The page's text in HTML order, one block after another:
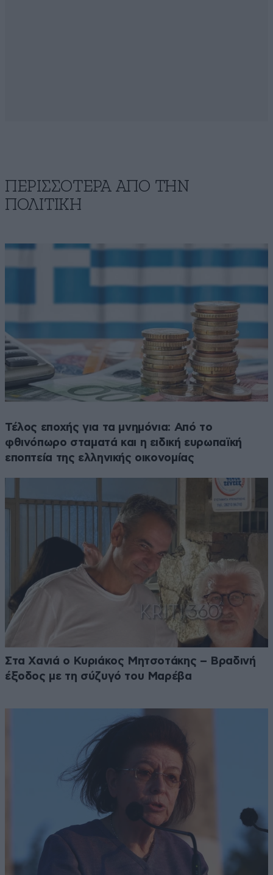
ΠΕΡΙΣΣΟΤΕΡΑ ΑΠΟ ΤΗΝ
ΠΟΛΙΤΙΚΗ
Τέλος εποχής για τα μνημόνια: Από το
φθινόπωρο σταματά και η ειδική ευρωπαϊκή
εποπτεία της ελληνικής οικονομίας
Στα Χανιά ο Κυριάκος Μητσοτάκης – Βραδινή
έξοδος με τη σύζυγό του Μαρέβα